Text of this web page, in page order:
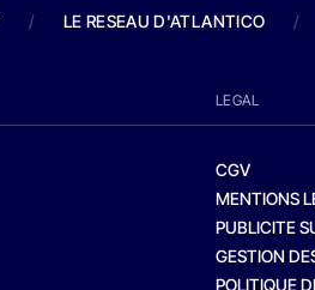
/ LE RESEAU D'ATLANTICO /
LEGAL
CGV
MENTIONS
PUBLICITE
GESTION
POLITIQUE